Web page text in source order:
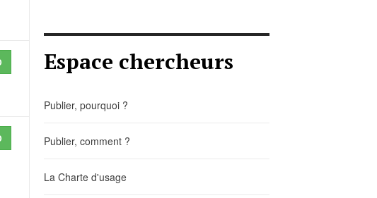
Espace chercheurs
Publier, pourquoi ?
Publier, comment ?
La Charte d'usage